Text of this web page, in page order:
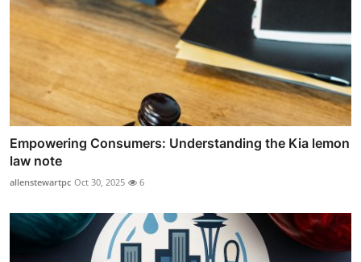
Empowering Consumers: Understanding the Kia lemon
law note
allenstewartpc Oct 30, 2025 6